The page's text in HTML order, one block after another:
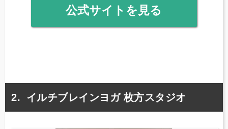
公式サイトを見る
イルチブレインヨガ 枚方スタジオ